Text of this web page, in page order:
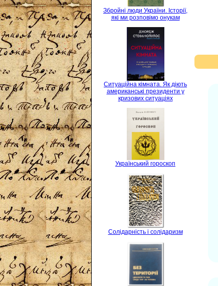
Збройні люди України. Історії,
які ми розповімо онукам
Ситуаційна кімната. Як діють
американські президенти у
кризових ситуаціях
Український гороскоп
Солідарність і солідаризм